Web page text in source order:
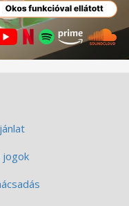
jogok